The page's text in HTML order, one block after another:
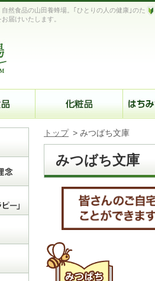
然食品の山田養蜂場。｢ひとりの人の健康｣のた
届けいたします。
トップ > みつばち文庫
みつばち文庫